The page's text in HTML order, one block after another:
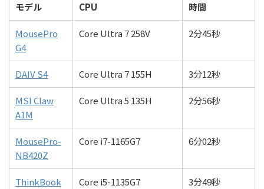
モデル CPU 時間
MousePro
G4
Core Ultra 7 258V 2分45秒
DAIV S4 Core Ultra 7 155H 3分12秒
MSI Claw
A1M
Core Ultra 5 135H 2分56秒
MousePro-
NB420Z
Core i7-1165G7 6分02秒
ThinkBook
Core i5-1135G7 3分49秒